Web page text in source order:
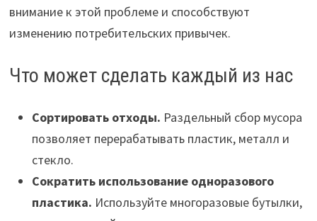
внимание к этой проблеме и способствуют
изменению потребительских привычек.
Что может сделать каждый из нас
Сортировать отходы. Раздельный сбор мусора
позволяет перерабатывать пластик, металл и
стекло.
Сократить использование одноразового
пластика. Используйте многоразовые бутылки,